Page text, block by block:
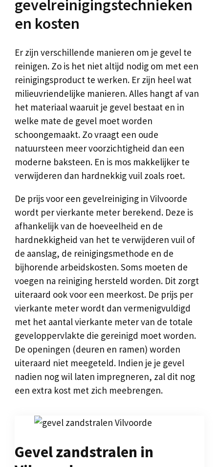
gevelreinigingstechnieken
en kosten
Er zijn verschillende manieren om je gevel te
reinigen. Zo is het niet altijd nodig om met een
reinigingsproduct te werken. Er zijn heel wat
milieuvriendelijke manieren. Alles hangt af van
het materiaal waaruit je gevel bestaat en in
welke mate de gevel moet worden
schoongemaakt. Zo vraagt een oude
natuursteen meer voorzichtigheid dan een
moderne baksteen. En is mos makkelijker te
verwijderen dan hardnekkig vuil zoals roet.
De prijs voor een gevelreiniging in Vilvoorde
wordt per vierkante meter berekend. Deze is
afhankelijk van de hoeveelheid en de
hardnekkigheid van het te verwijderen vuil of
de aanslag, de reinigingsmethode en de
bijhorende arbeidskosten. Soms moeten de
voegen na reiniging hersteld worden. Dit zorgt
uiteraard ook voor een meerkost. De prijs per
vierkante meter wordt dan vermenigvuldigd
met het aantal vierkante meter van de totale
geveloppervlakte die gereinigd moet worden.
De openingen (deuren en ramen) worden
uiteraard niet meegeteld. Indien je je gevel
nadien nog wil laten impregneren, zal dit nog
een extra kost met zich meebrengen.
Gevel zandstralen in